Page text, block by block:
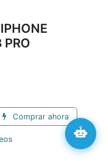
PRO
Comprar ahora